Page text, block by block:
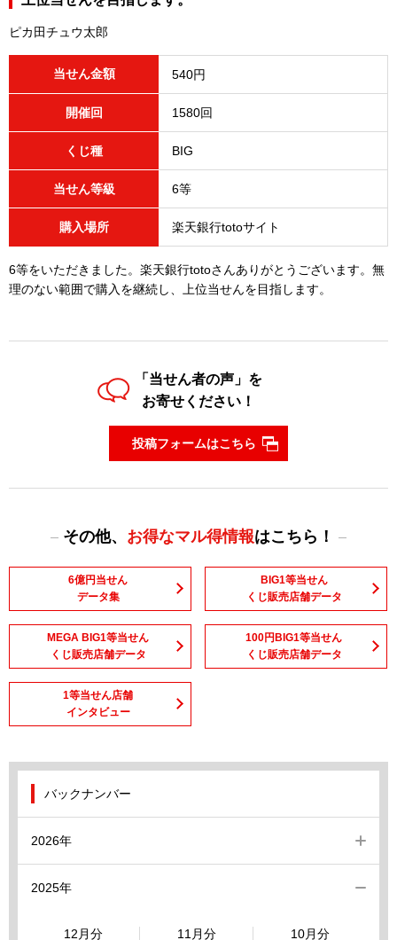
ピカ田チュウ太郎
当せん金額 540円
開催回 1580回
くじ種 BIG
当せん等級 6等
購入場所 楽天銀行totoサイト
6等をいただきました。楽天銀行totoさんありがとうございます。無
理のない範囲で購入を継続し、上位当せんを目指します。
「当せん者の声」を
お寄せください！
投稿フォームはこちら
その他、 お得なマル得情報はこちら！
6億円当せん
データ集
BIG1等当せん
くじ販売店舗データ
MEGA BIG1等当せん
くじ販売店舗データ
100円BIG1等当せん
くじ販売店舗データ
1等当せん店舗
インタビュー
バックナンバー
2026年
2025年
12月分 11月分 10月分